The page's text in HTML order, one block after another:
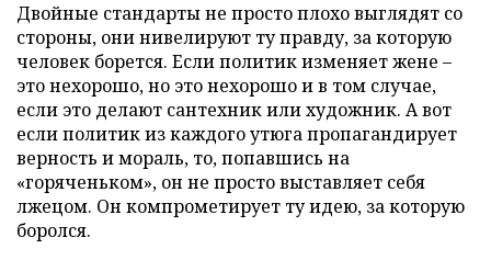
Двойные стандарты не просто плохо выглядят со
стороны, они нивелируют ту правду, за которую
человек борется. Если политик изменяет жене –
это нехорошо, но это нехорошо и в том случае,
если это делают сантехник или художник. А вот
если политик из каждого утюга пропагандирует
верность и мораль, то, попавшись на
«горяченьком», он не просто выставляет себя
лжецом. Он компрометирует ту идею, за которую
боролся.